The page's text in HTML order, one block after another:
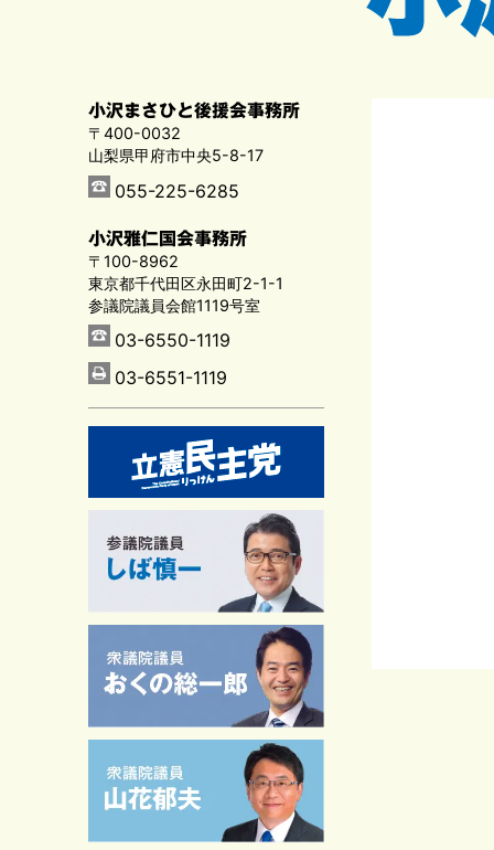
小沢まさひと後援会事務所
〒400-0032
山梨県甲府市中央5-8-17
055-225-6285
小沢雅仁国会事務所
〒100-8962
東京都千代田区永田町2-1-1
参議院議員会館1119号室
03-6550-1119
03-6551-1119